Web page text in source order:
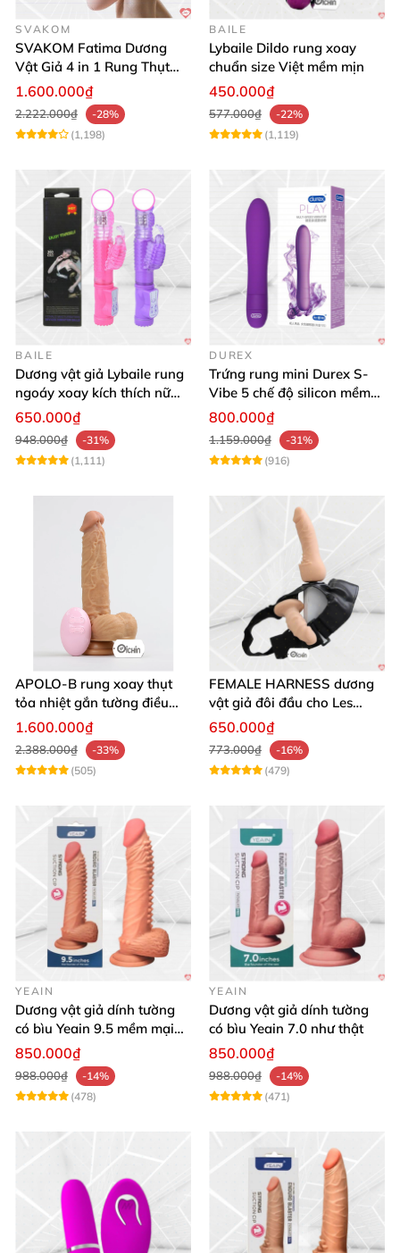
SVAKOM
SVAKOM Fatima Dương
Vật Giả 4 in 1 Rung Thụt
Hút Toả Nhiệt Massage Cho
1.600.000₫
2.222.000₫
-28%
(1,198)
BAILE
Lybaile Dildo rung xoay
chuẩn size Việt mềm mịn
450.000₫
577.000₫
-22%
(1,119)
BAILE
Dương vật giả Lybaile rung
ngoáy xoay kích thích nữ
thủ dâm
650.000₫
948.000₫
-31%
(1,111)
DUREX
Trứng rung mini Durex S-
Vibe 5 chế độ silicon mềm
mịn cao cấp
800.000₫
1.159.000₫
-31%
(916)
APOLO-B rung xoay thụt
tỏa nhiệt gắn tường điều
khiển từ xa đa chế độ
1.600.000₫
2.388.000₫
-33%
(505)
FEMALE HARNESS dương
vật giả đôi đầu cho Les
massage cực sướng
650.000₫
773.000₫
-16%
(479)
YEAIN
Dương vật giả dính tường
có bìu Yeain 9.5 mềm mại
thật
850.000₫
988.000₫
-14%
(478)
YEAIN
Dương vật giả dính tường
có bìu Yeain 7.0 như thật
850.000₫
988.000₫
-14%
(471)